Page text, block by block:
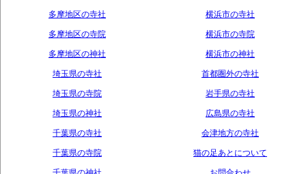
多摩地区の寺社
多摩地区の寺院
多摩地区の神社
横浜市の寺社
横浜市の寺院
横浜市の神社
埼玉県の寺社
埼玉県の寺院
埼玉県の神社
千葉県の寺社
千葉県の寺院
首都圏外の寺社
岩手県の寺社
広島県の寺社
会津地方の寺社
猫の足あとについて